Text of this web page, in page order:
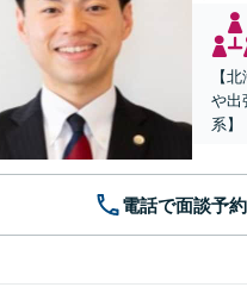
【
や出
系】
電話で面談予約